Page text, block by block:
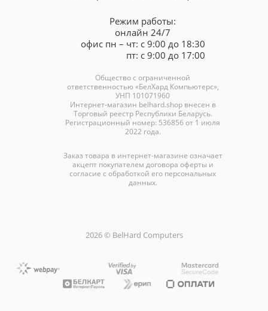
Режим работы:
онлайн 24/7
офис пн – чт: с 9:00 до 18:30
пт: с 9:00 до 17:00
Общество с ограниченной
ответственностью «БелХард Компьютерс»,
УНП 101071960
Интернет-магазин belhard.shopвнесен в
Торговый реестр Республики Беларусь.
Регистрационный номер: 536856 от 1 июля
2022 года.
Заказ товара в интернет-магазине означает
акцепт покупателем договора оферты и
согласие с обработкой его персональных
данных.
2026 © BelHard Computers